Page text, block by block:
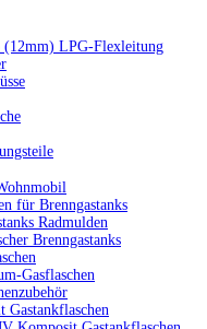
LPG-Flexleitung
für Brenngastanks
Radmulden
Brenngastanks
Gasflaschen
Gastankflaschen